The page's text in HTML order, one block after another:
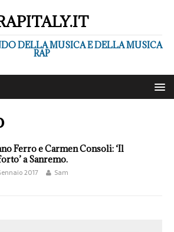
DELLA MUSICA E DELLA MUSICA
RAP
Ferro e Carmen Consoli: ‘Il
a Sanremo.
2017 Sam